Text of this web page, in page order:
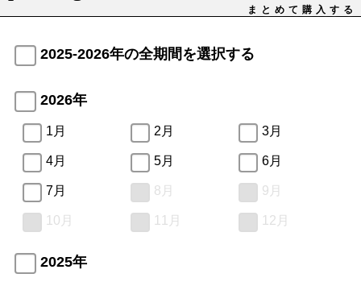
まとめて購入する
2025-2026年の全期間を選択する
2026年
1月 2月 3月
4月 5月 6月
7月 8月 9月
10月 11月 12月
2025年